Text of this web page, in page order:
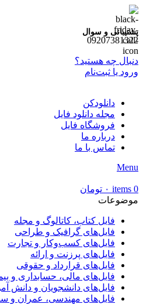
پشتیبانی و سوال
09207381322
دنبال چه هستید؟
ورود یا ثبت‌نام
دانلودکن
مجله دانلود فایل
فروشگاه فایل
درباره ما
تماس با ما
Menu
0
items ۰ تومان
موضوعات
فایل کتاب، کاتالوگ و مجله
فایل‌های گرافیک و طراحی
فایل‌های کسب‌وکار و تجارت
فایل‌های پرزنت و ارائه
فایل‌های قرارداد و حقوقی
فایل‌های مالی، حسابداری و
فایل‌های دانشجویان و دانش
فایل‌های مهندسی، عمران و